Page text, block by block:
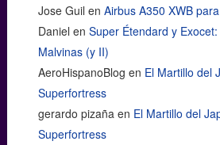
Jose Guil en Airbus A350 XWB
Daniel en Super Étendard y
Malvinas (y II)
AeroHispanoBlog en El Martillo del
Superfortress
gerardo pizañaen El Martillo del
Superfortress